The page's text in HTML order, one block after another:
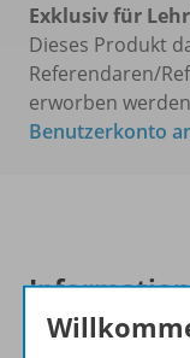
Exklusiv für
Dieses Produkt
Referendaren/
erworben
Benutzerkonto